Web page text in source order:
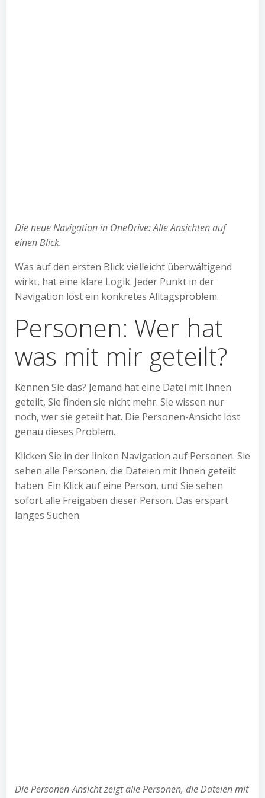
Die neue Navigation in OneDrive: Alle Ansichten auf
einen Blick.
Was auf den ersten Blick vielleicht überwältigend
wirkt, hat eine klare Logik. Jeder Punkt in der
Navigation löst ein konkretes Alltagsproblem.
Personen: Wer hat
was mit mir geteilt?
Kennen Sie das? Jemand hat eine Datei mit Ihnen
geteilt, Sie finden sie nicht mehr. Sie wissen nur
noch, wer sie geteilt hat. Die Personen-Ansicht löst
genau dieses Problem.
Klicken Sie in der linken Navigation auf Personen. Sie
sehen alle Personen, die Dateien mit Ihnen geteilt
haben. Ein Klick auf eine Person, und Sie sehen
sofort alle Freigaben dieser Person. Das erspart
langes Suchen.
Die Personen-Ansicht zeigt alle Personen, die Dateien mit